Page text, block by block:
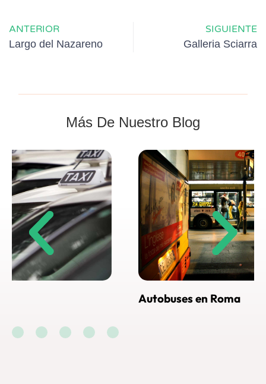
ANTERIOR
Largo del Nazareno
SIGUIENTE
Galleria Sciarra
Más De Nuestro Blog
Autobuses en Roma